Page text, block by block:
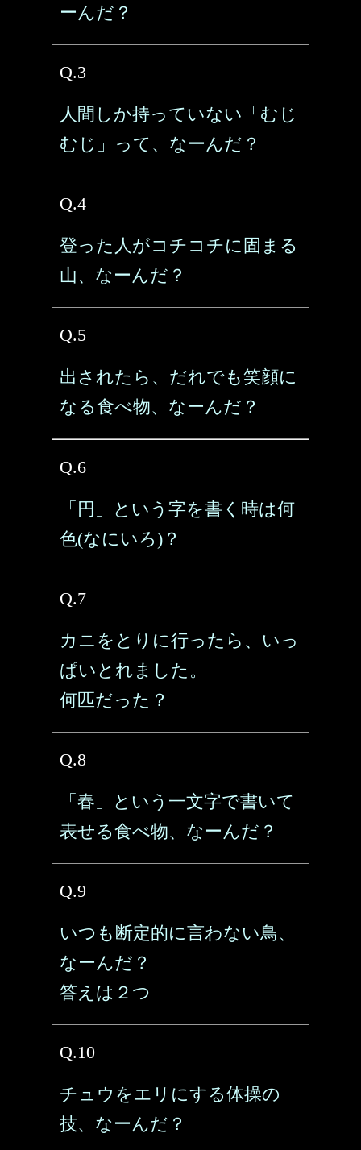
ーんだ？
Q.3
人間しか持っていない「むじ
むじ」って、なーんだ？
Q.4
登った人がコチコチに固まる
山、なーんだ？
Q.5
出されたら、だれでも笑顔に
なる食べ物、なーんだ？
Q.6
「円」という字を書く時は何
色(なにいろ)？
Q.7
カニをとりに行ったら、いっ
ぱいとれました。
何匹だった？
Q.8
「春」という一文字で書いて
表せる食べ物、なーんだ？
Q.9
いつも断定的に言わない鳥、
なーんだ？
答えは２つ
Q.10
チュウをエリにする体操の
技、なーんだ？